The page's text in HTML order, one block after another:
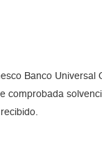
Banco Universal
comprobada